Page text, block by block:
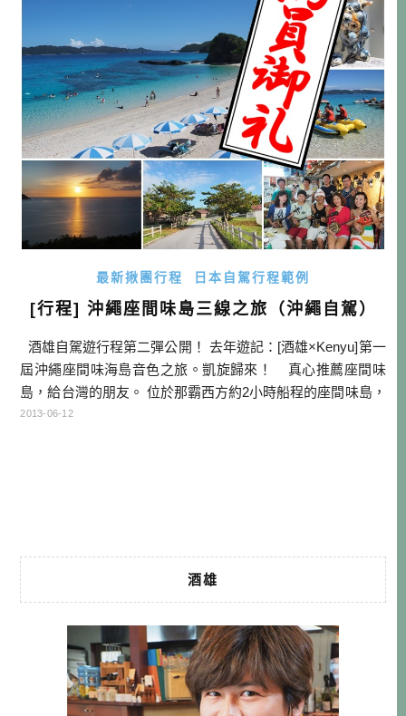
最新揪團行程 日本自駕行程範例
[行程] 沖繩座間味島三線之旅（沖繩自駕）
酒雄自駕遊行程第二彈公開！ 去年遊記：[酒雄×Kenyu]第一
屆沖繩座間味海島音色之旅。凱旋歸來！ 真心推薦座間味
島，給台灣的朋友。 位於那霸西方約2小時船程的座間味島，
其海域的透明度冠於全沖繩，是最適合浮潛、潛水的天堂。
2013-06-12
酒雄